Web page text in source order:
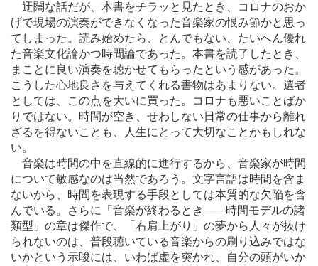
迂闊な話だが、本書をチラッと見たとき、コロナのおか
げで現場の演奏ができなくなった音楽家の恨み節かと思っ
てしまった。読み始めたら、とんでもない、たいへん優れ
た音楽文化論かつ時間論であった。本書を読了したとき、
まことに良い演奏を聴かせてもらったという感があった。
こうした心地良さを与えてくれる書物はあまりない。選者
としては、この点を大いに買った。コロナも悪いことばか
りではない。時間が空き、せわしない日常の仕事から離れ
ざるを得ないことも、人生にとって大切なことかもしれな
い。
音楽は時間の中を直線的に進行するから、音楽家が時間
について敏感なのは当然であろう。文字言語は時間を含ま
ないから、時間を表現する手段としては本質的な欠陥を含
んでいる。さらに「音楽が終わるとき――時間モデルの諸
類型」の章は傑作で、「右肩上がり」の夢から人々が抜け
られないのは、普段聴いている音楽からの刷り込みではな
いかという示唆には、いわば虚を突かれ、自分の頭がいか